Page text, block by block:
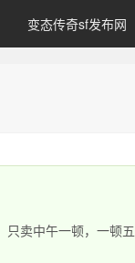
变态传奇sf发布网
卖中午一顿，一顿